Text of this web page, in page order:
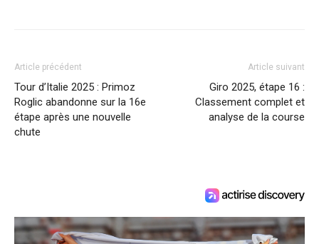
Article précédent
Tour d’Italie 2025 : Primoz
Roglic abandonne sur la 16e
étape après une nouvelle
chute
Article suivant
Giro 2025, étape 16 :
Classement complet et
analyse de la course